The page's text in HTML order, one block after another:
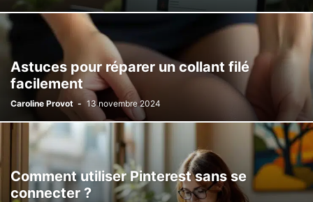
Astuces pour réparer un collant filé
facilement
Caroline Provot - 13 novembre 2024
Comment utiliser Pinterest sans se
connecter ?